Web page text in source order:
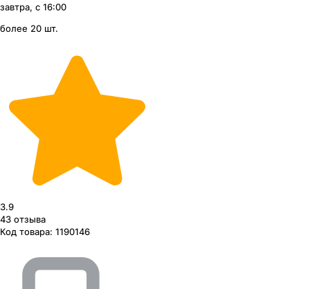
завтра, с 16:00
более 20 шт.
3.9
43 отзыва
Код товара: 1190146